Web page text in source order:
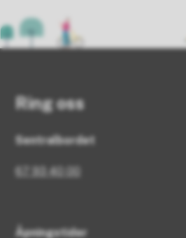
Ring oss
Sentralbordet
67 93 40 00
Åpningstider